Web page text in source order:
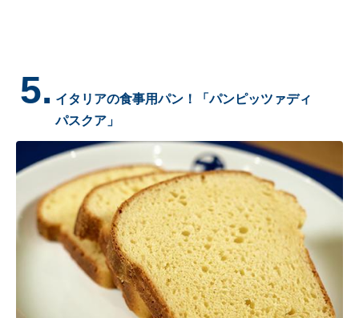
5. イタリアの食事用パン！「パンピッツァディ
パスクア」